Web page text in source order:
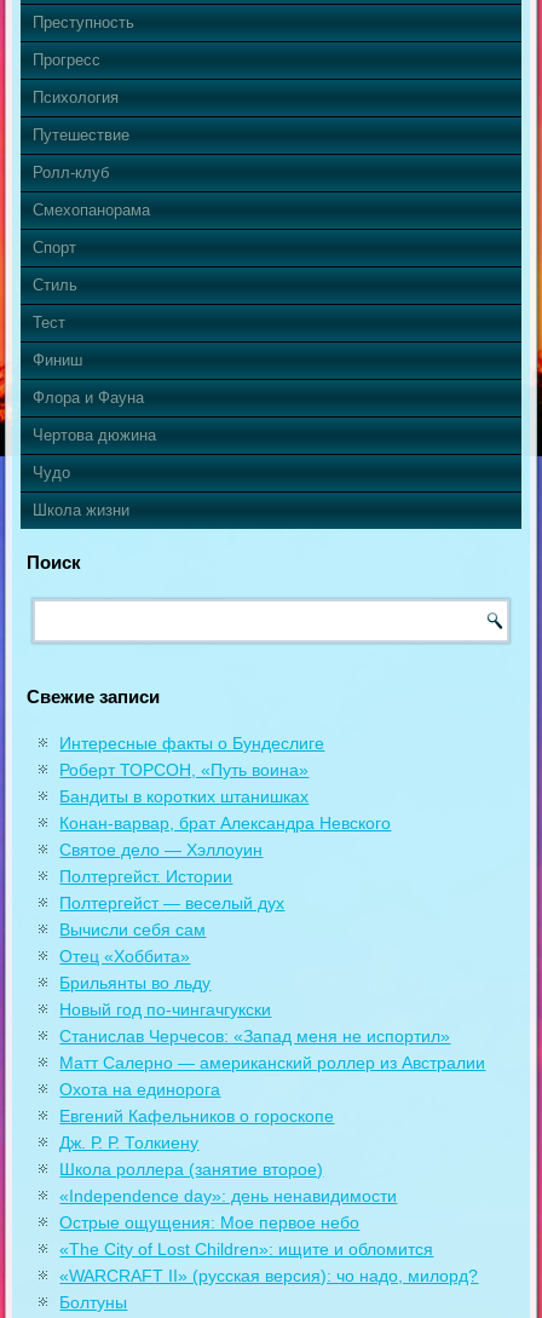
Преступность
Прогресс
Психология
Путешествие
Ролл-клуб
Смехопанорама
Спорт
Стиль
Тест
Финиш
Флора и Фауна
Чертова дюжина
Чудо
Школа жизни
Поиск
Свежие записи
Интересные факты о Бундеслиге
Роберт ТОРСОН, «Путь воина»
Бандиты в коротких штанишках
Конан-варвар, брат Александра Невского
Святое дело — Хэллоуин
Полтергейст. Истории
Полтергейст — веселый дух
Вычисли себя сам
Отец «Хоббита»
Брильянты во льду
Новый год по-чингачгукски
Станислав Черчесов: «Запад меня не испортил»
Матт Салерно — американский роллер из Австралии
Охота на единорога
Евгений Кафельников о гороскопе
Дж. Р. Р. Толкиену
Школа роллера (занятие второе)
«Independence day»: день ненавидимости
Острые ощущения: Мое первое небо
«The City of Lost Children»: ищите и обломится
«WARCRAFT II» (русская версия): чо надо, милорд?
Болтуны